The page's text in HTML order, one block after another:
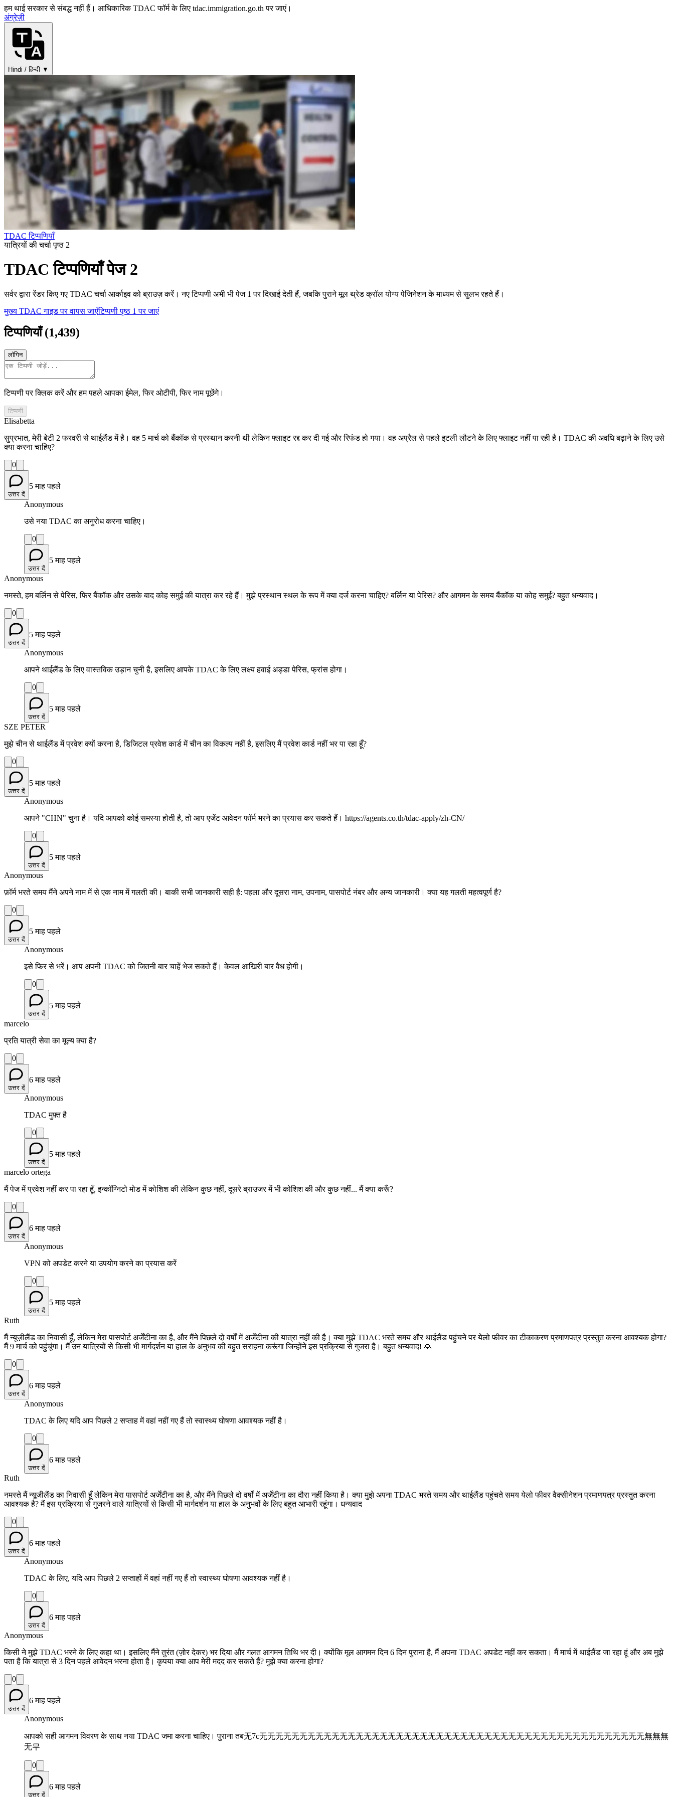
हम थाई सरकार से संबद्ध नहीं हैं। आधिकारिक TDAC फॉर्म के लिए tdac.immigration.go.th पर जाएं।
अंग्रेज़ी
Hindi / हिन्दी ▼
TDAC टिप्पणियाँ
यात्रियों की चर्चा पृष्ठ 2
TDAC टिप्पणियाँ पेज 2
सर्वर द्वारा रेंडर किए गए TDAC चर्चा आर्काइव को ब्राउज़ करें। नए टिप्पणी अभी भी पेज 1 पर दिखाई देती हैं, जबकि पुराने मूल थ्रेड क्रॉल योग्य पेजिनेशन के माध्यम से सुलभ रहते हैं।
मुख्य TDAC गाइड पर वापस जाएँटिप्पणी पृष्ठ 1 पर जाएं
टिप्पणियाँ(1,439)
लॉगिन
टिप्पणी पर क्लिक करें और हम पहले आपका ईमेल, फिर ओटीपी, फिर नाम पूछेंगे।
टिप्पणी
Elisabetta
सुप्रभात, मेरी बेटी 2 फरवरी से थाईलैंड में है। वह 5 मार्च को बैंकॉक से प्रस्थान करनी थी लेकिन फ्लाइट रद्द कर दी गई और रिफंड हो गया। वह अप्रैल से पहले इटली लौटने के लिए फ्लाइट नहीं पा रही है। TDAC की अवधि बढ़ाने के लिए उसे
क्या करना चाहिए?
0
उत्तर दें
5 माह पहले
Anonymous
उसे नया TDAC का अनुरोध करना चाहिए।
0
उत्तर दें
5 माह पहले
Anonymous
नमस्ते, हम बर्लिन से पेरिस, फिर बैंकॉक और उसके बाद कोह समुई की यात्रा कर रहे हैं। मुझे प्रस्थान स्थल के रूप में क्या दर्ज करना चाहिए? बर्लिन या पेरिस? और आगमन के समय बैंकॉक या कोह समुई? बहुत धन्यवाद।
0
उत्तर दें
5 माह पहले
Anonymous
आपने थाईलैंड के लिए वास्तविक उड़ान चुनी है, इसलिए आपके TDAC के लिए लक्ष्य हवाई अड्डा पेरिस, फ्रांस होगा।
0
उत्तर दें
5 माह पहले
SZE PETER
मुझे चीन से थाईलैंड में प्रवेश क्यों करना है, डिजिटल प्रवेश कार्ड में चीन का विकल्प नहीं है, इसलिए मैं प्रवेश कार्ड नहीं भर पा रहा हूँ?
0
उत्तर दें
5 माह पहले
Anonymous
आपने "CHN" चुना है। यदि आपको कोई समस्या होती है, तो आप एजेंट आवेदन फॉर्म भरने का प्रयास कर सकते हैं। https://agents.co.th/tdac-apply/zh-CN/
0
उत्तर दें
5 माह पहले
Anonymous
फ़ॉर्म भरते समय मैंने अपने नाम में से एक नाम में गलती की। बाकी सभी जानकारी सही है: पहला और दूसरा नाम, उपनाम, पासपोर्ट नंबर और अन्य जानकारी। क्या यह गलती महत्वपूर्ण है?
0
उत्तर दें
5 माह पहले
Anonymous
इसे फिर से भरें। आप अपनी TDAC को जितनी बार चाहें भेज सकते हैं। केवल आखिरी बार वैध होगी।
0
उत्तर दें
5 माह पहले
marcelo
प्रति यात्री सेवा का मूल्य क्या है?
0
उत्तर दें
6 माह पहले
Anonymous
TDAC मुफ़्त है
0
उत्तर दें
5 माह पहले
marcelo ortega
मैं पेज में प्रवेश नहीं कर पा रहा हूँ, इन्कॉग्निटो मोड में कोशिश की लेकिन कुछ नहीं, दूसरे ब्राउजर में भी कोशिश की और कुछ नहीं... मैं क्या करूँ?
0
उत्तर दें
6 माह पहले
Anonymous
VPN को अपडेट करने या उपयोग करने का प्रयास करें
0
उत्तर दें
5 माह पहले
Ruth
मैं न्यूज़ीलैंड का निवासी हूँ, लेकिन मेरा पासपोर्ट अर्जेंटीना का है, और मैंने पिछले दो वर्षों में अर्जेंटीना की यात्रा नहीं की है। क्या मुझे TDAC भरते समय और थाईलैंड पहुंचने पर येलो फीवर का टीकाकरण प्रमाणपत्र प्रस्तुत करना आवश्यक होगा?
मैं 9 मार्च को पहुंचूंगा। मैं उन यात्रियों से किसी भी मार्गदर्शन या हाल के अनुभव की बहुत सराहना करूंगा जिन्होंने इस प्रक्रिया से गुजरा है। बहुत धन्यवाद! 🙏
0
उत्तर दें
6 माह पहले
Anonymous
TDAC के लिए यदि आप पिछले 2 सप्ताह में वहां नहीं गए हैं तो स्वास्थ्य घोषणा आवश्यक नहीं है।
0
उत्तर दें
6 माह पहले
Ruth
नमस्ते मैं न्यूजीलैंड का निवासी हूँ लेकिन मेरा पासपोर्ट अर्जेंटीना का है, और मैंने पिछले दो वर्षों में अर्जेंटीना का दौरा नहीं किया है। क्या मुझे अपना TDAC भरते समय और थाईलैंड पहुंचते समय येलो फीवर वैक्सीनेशन प्रमाणपत्र प्रस्तुत करना
आवश्यक है? मैं इस प्रक्रिया से गुजरने वाले यात्रियों से किसी भी मार्गदर्शन या हाल के अनुभवों के लिए बहुत आभारी रहूंगा। धन्यवाद
0
उत्तर दें
6 माह पहले
Anonymous
TDAC के लिए, यदि आप पिछले 2 सप्ताहों में वहां नहीं गए हैं तो स्वास्थ्य घोषणा आवश्यक नहीं है।
0
उत्तर दें
6 माह पहले
Anonymous
किसी ने मुझे TDAC भरने के लिए कहा था। इसलिए मैंने तुरंत (ज़ोर देकर) भर दिया और गलत आगमन तिथि भर दी। क्योंकि मूल आगमन दिन 6 दिन पुराना है, मैं अपना TDAC अपडेट नहीं कर सकता। मैं मार्च में थाईलैंड जा रहा हूं और अब मुझे
पता है कि यात्रा से 3 दिन पहले आवेदन भरना होता है। कृपया क्या आप मेरी मदद कर सकते हैं? मुझे क्या करना होगा?
0
उत्तर दें
6 माह पहले
Anonymous
आपको सही आगमन विवरण के साथ नया TDAC जमा करना चाहिए। पुराना तब无7c无无无无无无无无无无无无无无无无无无无无无无无无无无无无无无无无无无无无无无无无无无无无无无无无無無無
无무
0
उत्तर दें
6 माह पहले